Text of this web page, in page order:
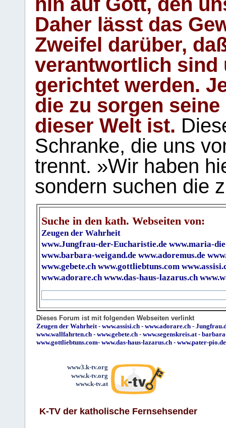
Daher lässt das
Zweifel darüber,
verantwortlich sind
gerichtet werden.
die zu sorgen
dieser Welt ist.
Schranke, die uns
trennt. »Wir haben
sondern suchen die
Suche in den kath. Webseiten von:
Zeugen der Wahrheit
www.Jungfrau-der-Eucharistie.de www.maria-
www.barbara-weigand.de www.adoremus.de
www.gebete.ch www.gottliebtuns.com
www.adorare.ch www.das-haus-lazarus.ch
Dieses Forum ist mit folgenden Webseiten verlinkt
Zeugen der Wahrheit- www.assisi.ch - www.adorare.ch -
www.wallfahrten.ch - www.gebete.ch - www.segenskreis.at-
www.gottliebtuns.com- www.das-haus-lazarus.ch - www.pater-pio.de
www3.k-tv.org
www.k-tv.org
www.k-tv.at
K-TV der katholische Fernsehsender